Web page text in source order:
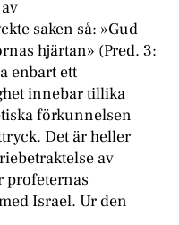
saken så: »Gud
hjärtan» (Pred. 3:
enbart ett
innebar tillika
förkunnelsen
Det är heller
av
profeternas
Israel. Ur den